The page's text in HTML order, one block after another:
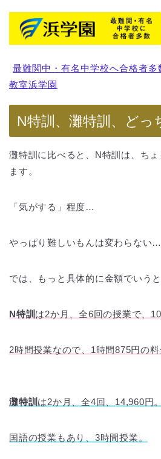
最難関中・有名中学校へ合格者
教室浜学園
N特訓、灘特訓、どっ
灘特訓に比べると、N特訓は、ち
ます。
「気がする」程度…
やっぱり難しいもんは変わらない…
では、もっと具体的に金額でいうと
N特訓 は2か月、全6回の授業で、
2時間授業なので、1時間875円の料
灘特訓 は2か月、全4回、14,960円。
国語の授業もあり、3時間授業。